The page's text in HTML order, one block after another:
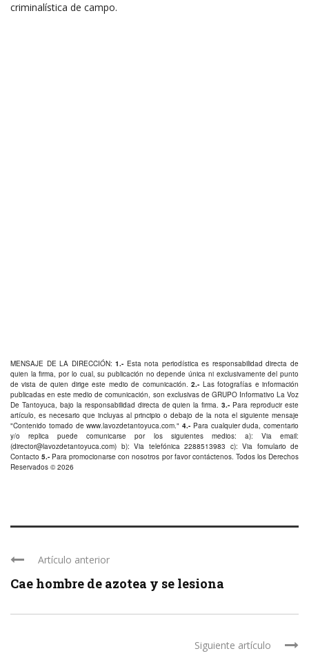
criminalística de campo.
MENSAJE DE LA DIRECCIÓN:1.- Esta nota periodística es responsabilidad directa de
quien la firma, por lo cual, su publicación no depende única ni exclusivamente del punto
de vista de quien dirige este medio de comunicación.2.- Las fotografías e información
publicadas en este medio de comunicación, son exclusivas de GRUPO Informativo La Voz
De Tantoyuca, bajo la responsabilidad directa de quien la firma.3.- Para reproducir este
artículo, es necesario que incluyas al principio o debajo de la nota el siguiente mensaje
"Contenido tomado dewww.lavozdetantoyuca.com." 4.- Para cualquier duda, comentario
y/o replica puede comunicarse por los siguientes medios: a): Via email:
(director@lavozdetantoyuca.com) b): Via telefónica 2288513983 c): Via fomulario de
Contacto 5.- Para promocionarse con nosotros por favorcontáctenos. Todos los Derechos
Reservados © 2026
Artículo anterior
Cae hombre de azotea y se lesiona
Siguiente artículo